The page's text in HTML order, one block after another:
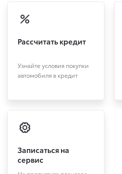
Рассчитать кредит
Узнайте условия покупки
автомобиля в кредит
Записаться на
сервис